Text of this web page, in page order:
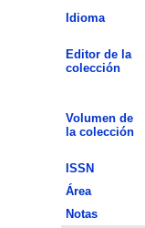
Idioma
Editor de la
colección
Volumen de
la colección
ISSN
Área
Notas